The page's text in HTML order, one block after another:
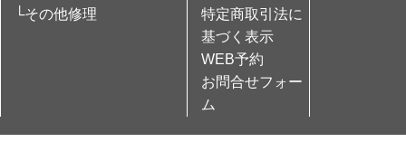
└その他修理
特定商取引法に
基づく表示
WEB予約
お問合せフォー
ム